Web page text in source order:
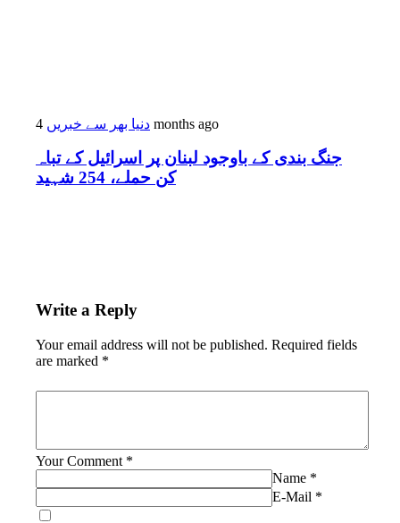
دنیا بھر سے خبریں 4 months ago
جنگ بندی کے باوجود لبنان پر اسرائیل کے تباہ
کن حملے، 254 شہید
Write a Reply
Your email address will not be published. Required fields
are marked *
Your Comment *
Name *
E-Mail *